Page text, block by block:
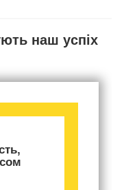
наш успіх